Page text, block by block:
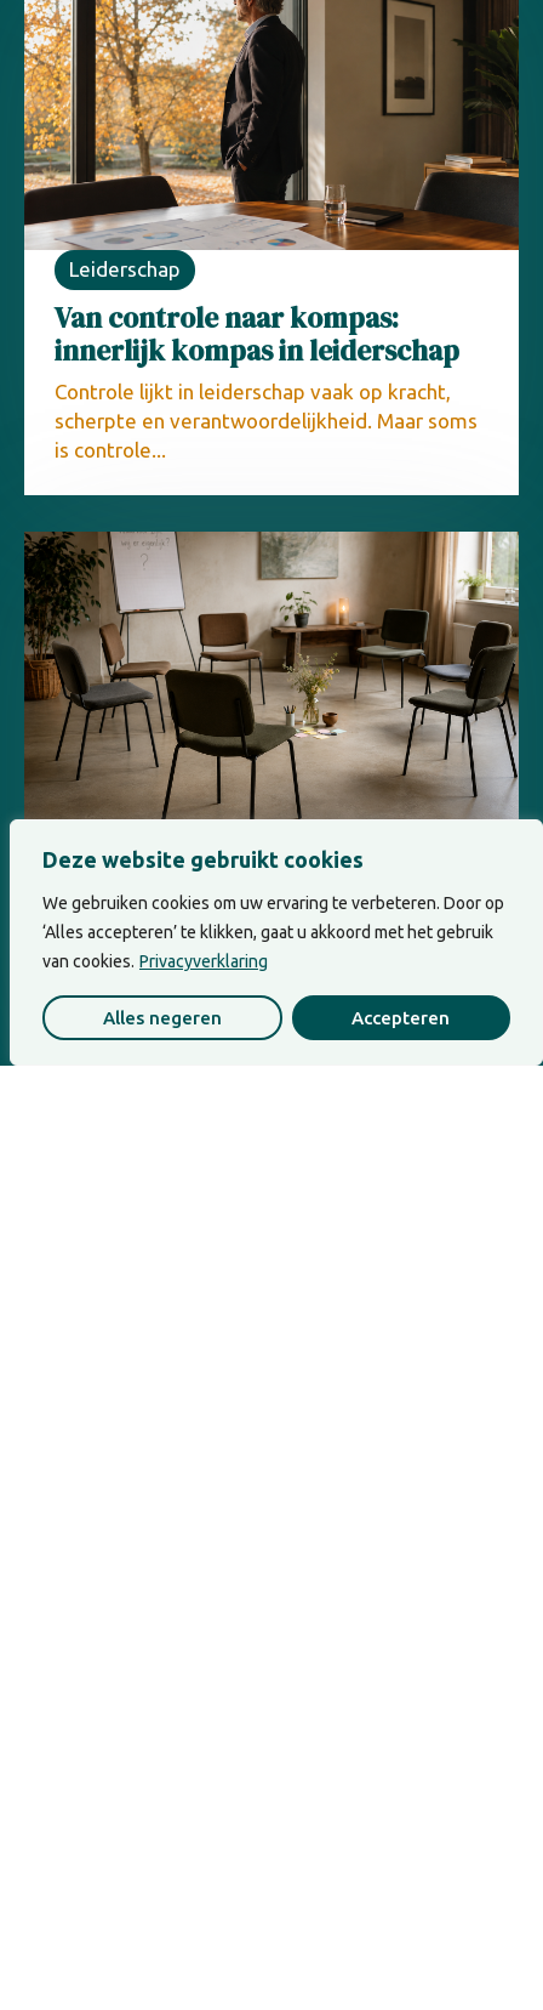
Deze website gebruikt cookies
We gebruiken cookies om uw ervaring te verbeteren. Door op
‘Alles accepteren’ te klikken, gaat u akkoord met het gebruik
van cookies. Privacyverklaring
Alles negeren Accepteren
Leiderschap
Van controle naar kompas:
innerlijk kompas in leiderschap
Controle lijkt in leiderschap vaak op kracht,
scherpte en verantwoordelijkheid. Maar soms
is controle...
Waarvoor geven wij eigenlijk?
Wanneer geven en nemen in een team uit
balans raakt, raakt dat vaak aan...